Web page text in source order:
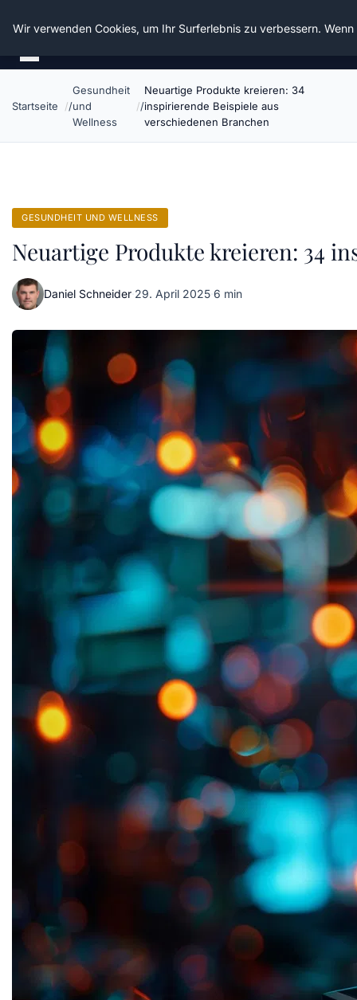
Die Schnitter
Startseite
Gesundheit
und
Wellness
Neuartige Produkte kreieren: 34
inspirierende Beispiele aus
verschiedenen Branchen
GESUNDHEIT UND WELLNESS
Neuartige Produkte kreieren: 34
Daniel Schneider·29. April 2025·6 min
Wir verwenden Cookies, um Ihr Surferlebnis zu verbessern.